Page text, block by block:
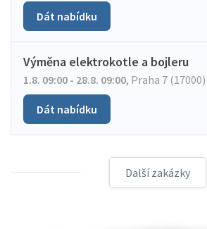
Dát nabídku
Výměna elektrokotle a bojleru
1.8. 09:00 - 28.8. 09:00, Praha 7 (17000)
Dát nabídku
Další zakázky